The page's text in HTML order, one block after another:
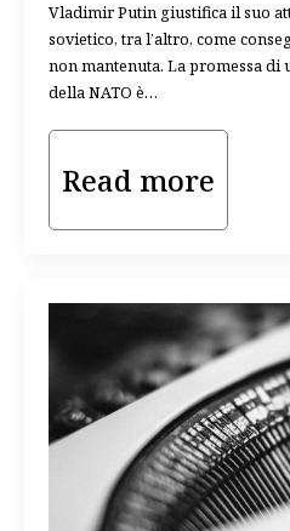
Vladimir Putin giustifica il suo
sovietico, tra l’altro, come
non mantenuta. La promessa di
della NATO è…
Read more